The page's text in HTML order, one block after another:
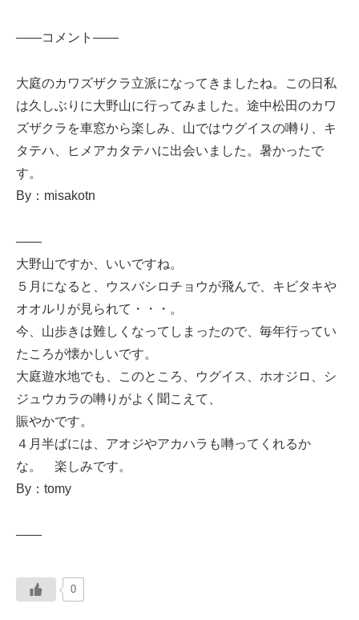
——コメント——
大庭のカワズザクラ立派になってきましたね。この日私
は久しぶりに大野山に行ってみました。途中松田のカワ
ズザクラを車窓から楽しみ、山ではウグイスの囀り、キ
タテハ、ヒメアカタテハに出会いました。暑かったで
す。
By：misakotn
——
大野山ですか、いいですね。
５月になると、ウスバシロチョウが飛んで、キビタキや
オオルリが見られて・・・。
今、山歩きは難しくなってしまったので、毎年行ってい
たころが懐かしいです。
大庭遊水地でも、このところ、ウグイス、ホオジロ、シ
ジュウカラの囀りがよく聞こえて、
賑やかです。
４月半ばには、アオジやアカハラも囀ってくれるか
な。 楽しみです。
By：tomy
——
0